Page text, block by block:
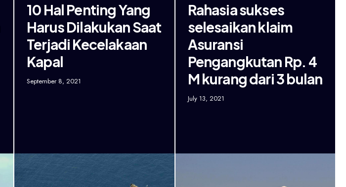
10 Hal Penting Yang
Harus Dilakukan Saat
Terjadi Kecelakaan
Kapal
September 8, 2021
Rahasia sukses
selesaikan klaim
Asuransi
Pengangkutan Rp. 4
M kurang dari 3 bulan
July 13, 2021